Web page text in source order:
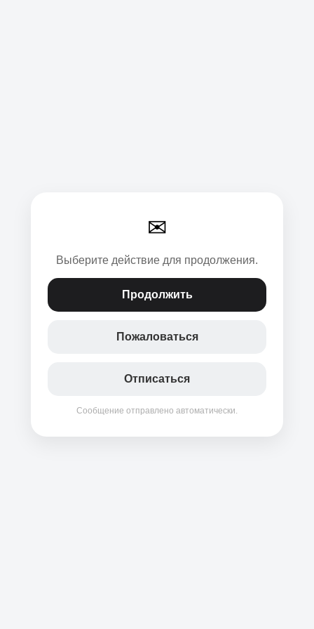
✉
Выберите действие для продолжения.
Продолжить
Пожаловаться
Отписаться
Сообщение отправлено автоматически.